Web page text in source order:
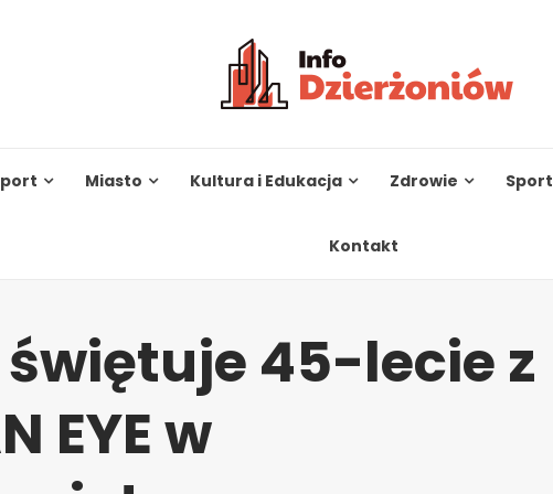
Miasto Kultura i Edukacja Zdrowie Sport
Kontakt
świętuje 45-lecie z
EYE w